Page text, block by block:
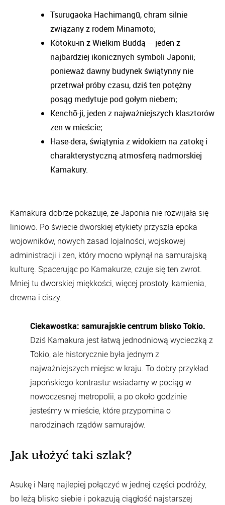
Tsurugaoka Hachimangū, chram silnie
związany z rodem Minamoto;
Kōtoku-in z Wielkim Buddą – jeden z
najbardziej ikonicznych symboli Japonii;
ponieważ dawny budynek świątynny nie
przetrwał próby czasu, dziś ten potężny
posąg medytuje pod gołym niebem;
Kenchō-ji, jeden z najważniejszych klasztorów
zen w mieście;
Hase-dera, świątynia z widokiem na zatokę i
charakterystyczną atmosferą nadmorskiej
Kamakury.
Kamakura dobrze pokazuje, że Japonia nie rozwijała się
liniowo. Po świecie dworskiej etykiety przyszła epoka
wojowników, nowych zasad lojalności, wojskowej
administracji i zen, który mocno wpłynął na samurajską
kulturę. Spacerując po Kamakurze, czuje się ten zwrot.
Mniej tu dworskiej miękkości, więcej prostoty, kamienia,
drewna i ciszy.
Ciekawostka: samurajskie centrum blisko Tokio.
Dziś Kamakura jest łatwą jednodniową wycieczką z
Tokio, ale historycznie była jednym z
najważniejszych miejsc w kraju. To dobry przykład
japońskiego kontrastu: wsiadamy w pociąg w
nowoczesnej metropolii, a po około godzinie
jesteśmy w mieście, które przypomina o
narodzinach rządów samurajów.
Jak ułożyć taki szlak?
Asukę i Narę najlepiej połączyć w jednej części podróży,
bo leżą blisko siebie i pokazują ciągłość najstarszej